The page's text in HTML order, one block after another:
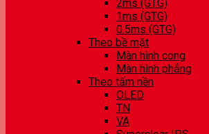
2ms (GTG)
1ms (GTG)
0.5ms (GTG)
Theo bề mặt
Màn hình cong
Màn hình phẳng
Theo tấm nền
OLED
TN
VA